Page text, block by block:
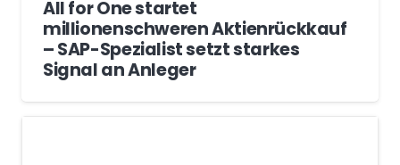
All for One startet
millionenschweren Aktienrückkauf
– SAP-Spezialist setzt starkes
Signal an Anleger